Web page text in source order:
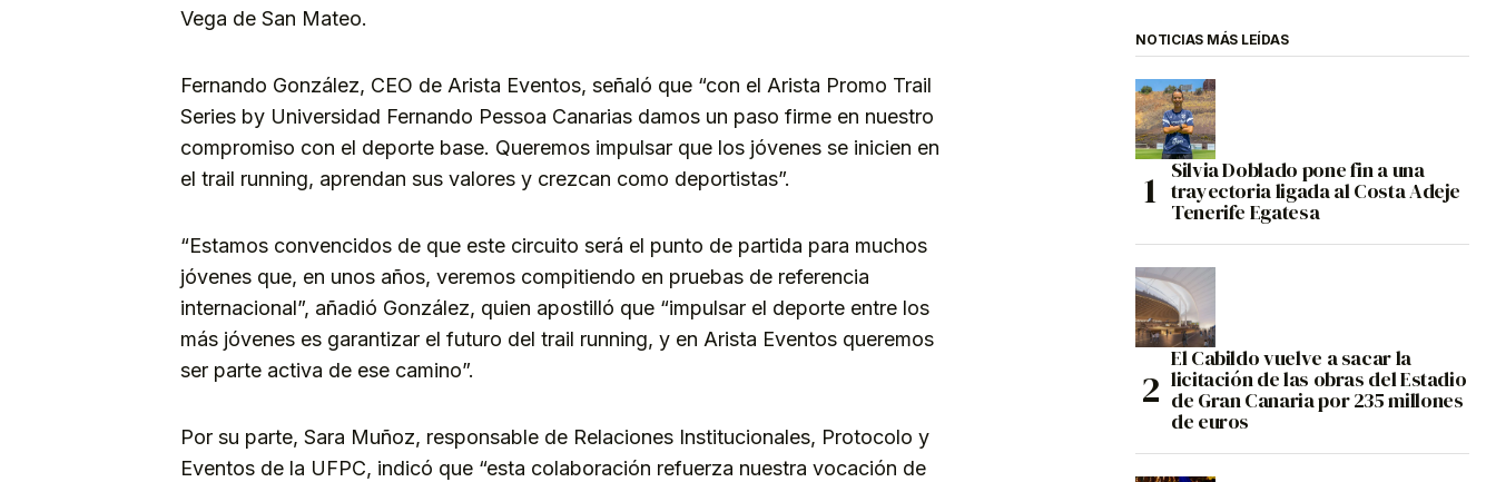
Vega de San Mateo.
Fernando González, CEO de Arista Eventos, señaló que “con el Arista Promo Trail
Series by Universidad Fernando Pessoa Canarias damos un paso firme en nuestro
compromiso con el deporte base. Queremos impulsar que los jóvenes se inicien en
el trail running, aprendan sus valores y crezcan como deportistas”.
“Estamos convencidos de que este circuito será el punto de partida para muchos
jóvenes que, en unos años, veremos compitiendo en pruebas de referencia
internacional”, añadió González, quien apostilló que “impulsar el deporte entre los
más jóvenes es garantizar el futuro del trail running, y en Arista Eventos queremos
ser parte activa de ese camino”.
Por su parte, Sara Muñoz, responsable de Relaciones Institucionales, Protocolo y
Eventos de la UFPC, indicó que “esta colaboración refuerza nuestra vocación de
NOTICIAS MÁS LEÍDAS
Silvia Doblado pone fin a una
trayectoria ligada al Costa Adeje
Tenerife Egatesa
El Cabildo vuelve a sacar la
licitación de las obras del Estadio
de Gran Canaria por 235 millones
de euros